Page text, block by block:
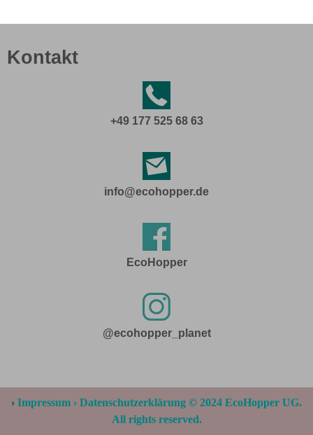
Kontakt
+49 177 525 68 63
info@ecohopper.de
EcoHopper
@ecohopper_planet
› Impressum › Datenschutzerklärung © 2024 EcoHopper UG.
All rights reserved.